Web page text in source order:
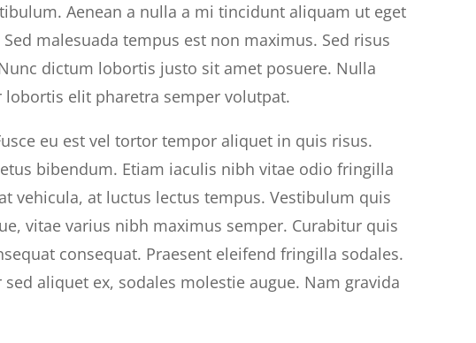
Aenean a nulla a mi tincidunt aliquam ut eget
malesuada tempus est non maximus. Sed risus
dictum lobortis justo sit amet posuere. Nulla
elit pharetra semper volutpat.
eu est vel tortor tempor aliquet in quis risus.
bibendum. Etiam iaculis nibh vitae odio fringilla
vehicula, at luctus lectus tempus. Vestibulum quis
vitae varius nibh maximus semper. Curabitur quis
consequat. Praesent eleifend fringilla sodales.
aliquet ex, sodales molestie augue. Nam gravida